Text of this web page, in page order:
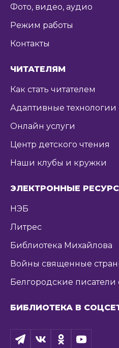
Фото, видео, аудио
Режим работы
Контакты
ЧИТАТЕЛЯМ
Как стать читателем
Адаптивные технологии
Онлайн услуги
Центр детского чтения
Наши клубы и кружки
ЭЛЕКТРОННЫЕ
НЭБ
Литрес
Библиотека Михайлова
Войны священные
Белгородские писатели
БИБЛИОТЕКА В